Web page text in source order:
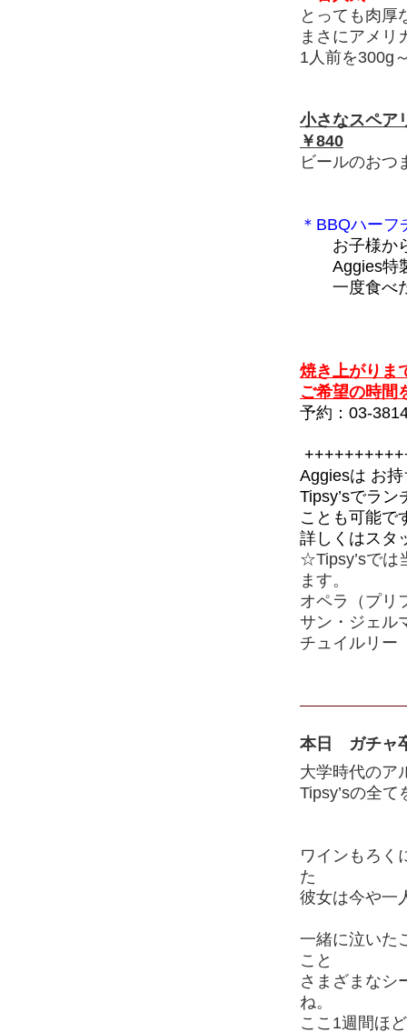
とっても肉厚
まさにアメリ
1人前を300g
小さなスペア
￥840
ビールのおつ
＊BBQハー
お子様か
Aggies特製
一度食べた
焼き上がりま
ご希望の時間
予約：03-
Aggiesは お
Tipsy’sでラ
ことも可能で
詳しくはスタ
☆Tipsy’sでは
ます。
オペラ（プリ
サン・ジェル
チュイルリー
本日 ガチャ
大学時代のア
Tipsy’sの全
ワインもろく
た
彼女は今や一
一緒に泣いた
こと
さまざまなシ
ね。
ここ1週間ほ